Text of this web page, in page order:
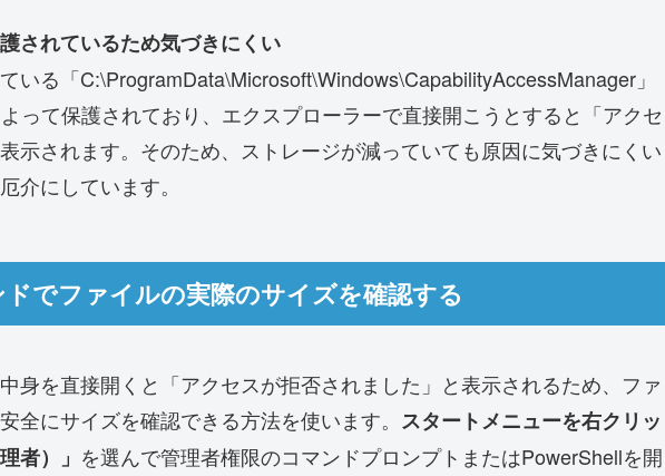
されているため気づきにくい
いる「C:\ProgramData\Microsoft\Windows\CapabilityAccessManager」
って保護されており、エクスプローラーで直接開こうとすると「アクセ
示されます。そのため、ストレージが減っていても原因に気づきにくい
介にしています。
でファイルの実際のサイズを確認する
身を直接開くと「アクセスが拒否されました」と表示されるため、ファ
全にサイズを確認できる方法を使います。 スタートメニューを右クリッ
者）」 を選んで管理者権限のコマンドプロンプトまたはPowerShellを開